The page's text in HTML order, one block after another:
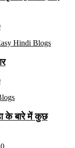
के बारे में कुछ
0